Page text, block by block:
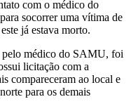
da
com o médico do
socorrer uma vítima de
já estava morto.
pelo médico do SAMU, foi
licitação com a
compareceram ao local e
para os demais